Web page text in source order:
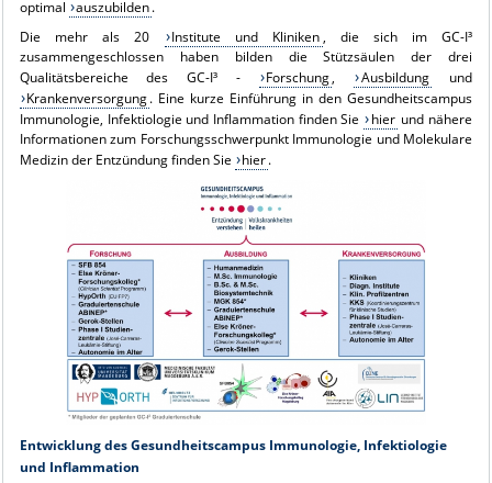
optimal
auszubilden.
Die mehr als 20
Institute und Kliniken, die sich im GC-I³
zusammengeschlossen haben bilden die Stützsäulen der drei
Qualitätsbereiche des GC-I³ -
Forschung, Ausbildung
und
Krankenversorgung. Eine kurze Einführung in den Gesundheitscampus
Immunologie, Infektiologie und Inflammation finden Sie
hier und nähere
Informationen zum Forschungsschwerpunkt Immunologie und Molekulare
Medizin der Entzündung finden Sie
hier.
Entwicklung des Gesundheitscampus Immunologie, Infektiologie
und Inflammation